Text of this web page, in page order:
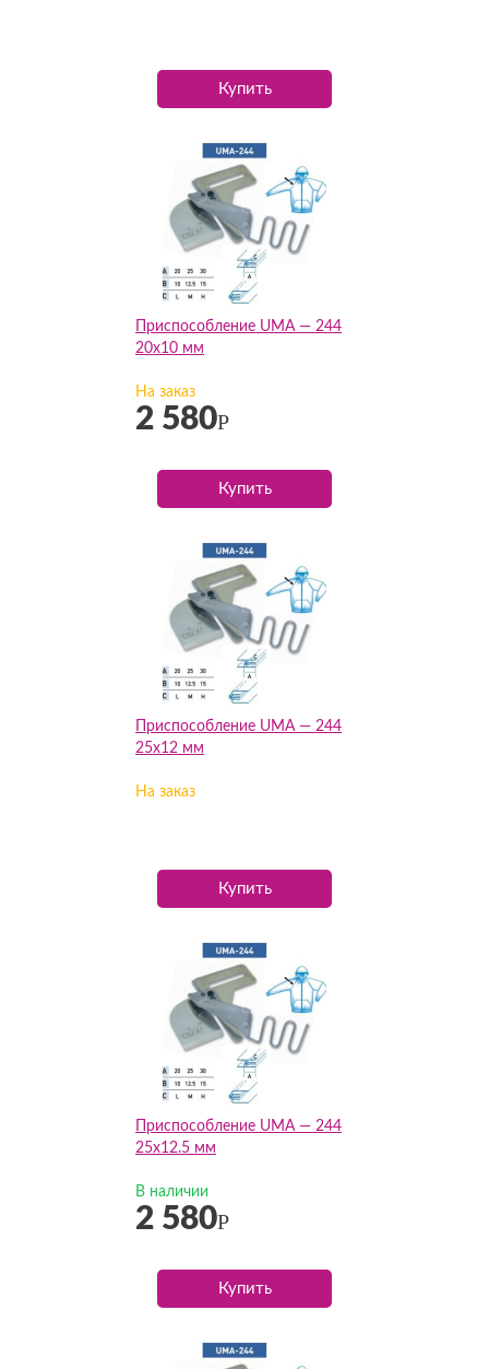
Купить
Приспособление UMA — 244
20х10 мм
На заказ
2 580Р
Купить
Приспособление UMA — 244
25х12 мм
На заказ
Купить
Приспособление UMA — 244
25х12.5 мм
В наличии
2 580Р
Купить